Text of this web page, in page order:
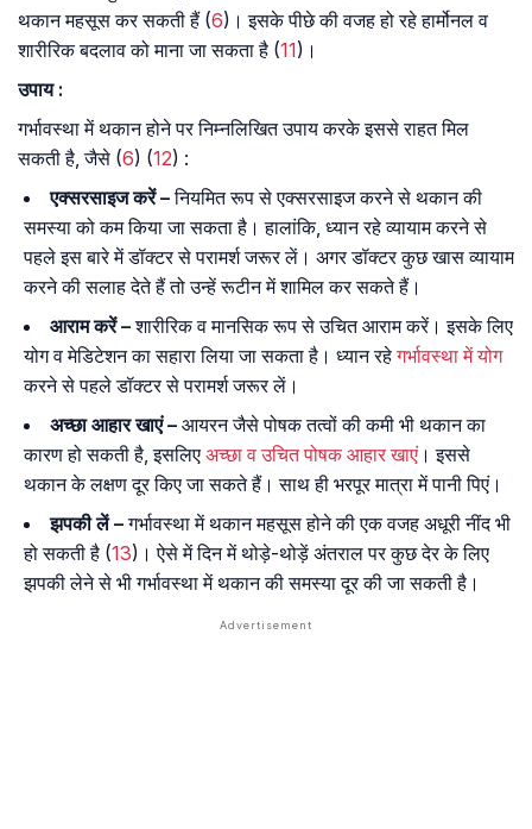
थकान महसूस कर सकती हैं (6)। इसके पीछे की वजह हो रहे हार्मोनल व
शारीरिक बदलाव को माना जा सकता है (11)।
उपाय :
गर्भावस्था में थकान होने पर निम्नलिखित उपाय करके इससे राहत मिल
सकती है, जैसे (6) (12) :
एक्सरसाइज करें –नियमित रूप से एक्सरसाइज करने से थकान की
समस्या को कम किया जा सकता है। हालांकि, ध्यान रहे व्यायाम करने से
पहले इस बारे में डॉक्टर से परामर्श जरूर लें। अगर डॉक्टर कुछ खास व्यायाम
करने की सलाह देते हैं तो उन्हें रूटीन में शामिल कर सकते हैं।
आराम करें –शारीरिक व मानसिक रूप से उचित आराम करें। इसके लिए
योग व मेडिटेशन का सहारा लिया जा सकता है। ध्यान रहेगर्भावस्था में योग
करने से पहले डॉक्टर से परामर्श जरूर लें।
अच्छा आहार खाएं – आयरन जैसे पोषक तत्वों की कमी भी थकान का
कारण हो सकती है, इसलिए अच्छा व उचित पोषक आहार खाएं। इससे
थकान के लक्षण दूर किए जा सकते हैं। साथ ही भरपूर मात्रा में पानी पिएं।
झपकी लें –गर्भावस्था में थकान महसूस होने की एक वजह अधूरी नींद भी
हो सकती है (13)। ऐसे में दिन में थोड़े-थोड़ें अंतराल पर कुछ देर के लिए
झपकी लेने से भी गर्भावस्था में थकान की समस्या दूर की जा सकती है।